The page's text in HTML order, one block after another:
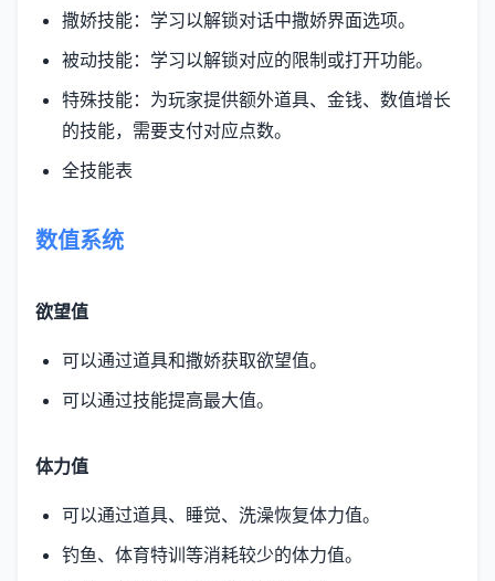
撒娇技能：学习以解锁对话中撒娇界面选项。
被动技能：学习以解锁对应的限制或打开功能。
特殊技能：为玩家提供额外道具、金钱、数值增长
的技能，需要支付对应点数。
全技能表
数值系统
欲望值
可以通过道具和撒娇获取欲望值。
可以通过技能提高最大值。
体力值
可以通过道具、睡觉、洗澡恢复体力值。
钓鱼、体育特训等消耗较少的体力值。